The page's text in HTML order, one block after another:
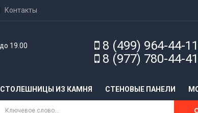
Контакты
19.00
8 (499) 964-44-11
8 (977) 780-44-41
СТОЛЕШНИЦЫ ИЗ КАМНЯ CТЕНОВЫЕ ПАНЕЛИ